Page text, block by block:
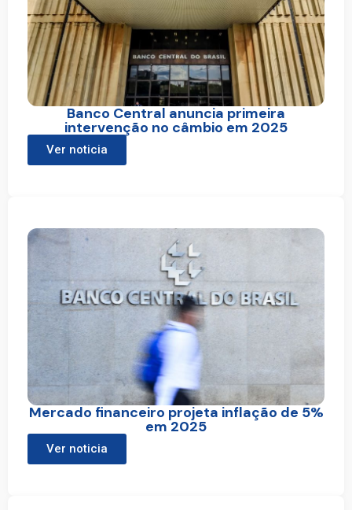
Banco Central anuncia primeira
intervenção no câmbio em 2025
Ver noticia
Mercado financeiro projeta inflação de 5%
em 2025
Ver noticia